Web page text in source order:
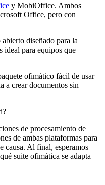
y MobiOffice. Ambos
Office, pero con
diseñado para la
ideal para equipos que
ofimático fácil de usar
a crear documentos sin
de procesamiento de
de ambas plataformas para
causa. Al final, esperamos
suite ofimática se adapta